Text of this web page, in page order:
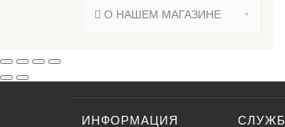
О НАШЕМ МАГАЗИНЕ
ИНФОРМАЦИЯ